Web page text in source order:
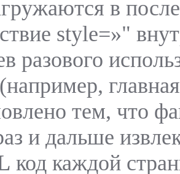
в
style=»"
разового
тем, что
и дальше
код каждой